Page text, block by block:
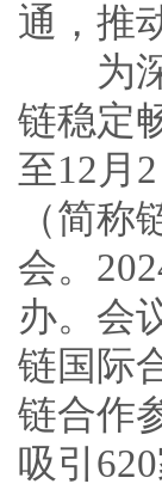
通，推
为深
链稳定
至12月
（简
会。
办。会
链国际
链合作
吸引